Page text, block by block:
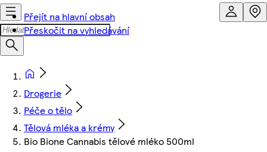
Přejít na hlavní obsah
Přeskočit na vyhledávání
Drogerie
Péče o tělo
Tělová mléka a krémy
Bio Bione Cannabis tělové mléko 500ml